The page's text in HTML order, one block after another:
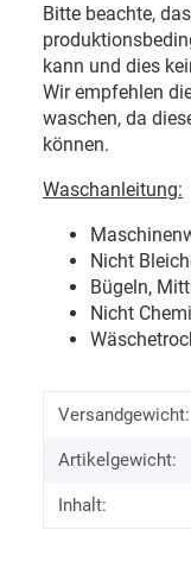
Bitte beachte,
kann und dies
Wir empfehlen
waschen, da
können.
Waschanleitung:
Nicht
Bügeln,
Nicht
Versandgewicht:
Artikelgewicht:
Inhalt: